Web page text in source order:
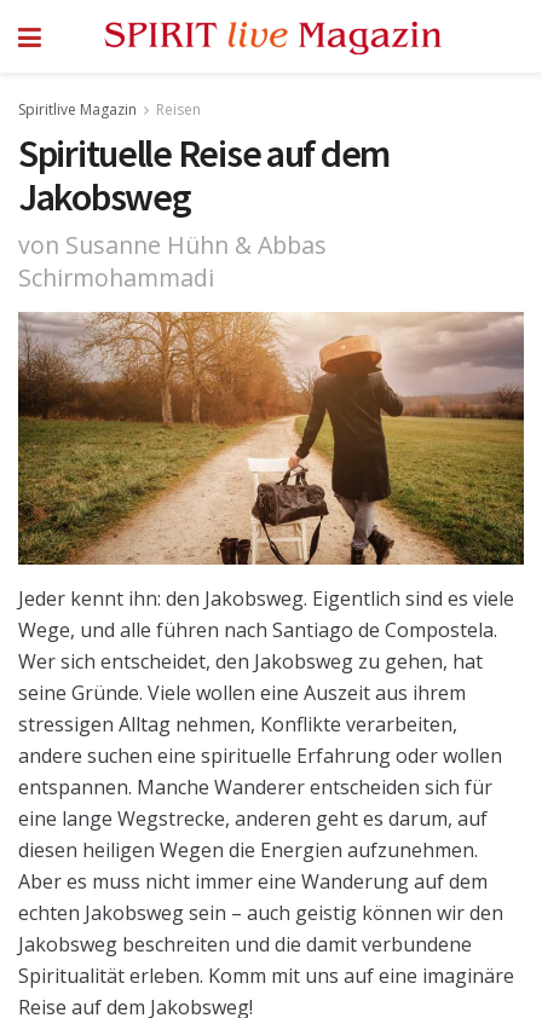
Spiritlive Magazin Reisen
Spirituelle Reise auf dem
Jakobsweg
von Susanne Hühn & Abbas
Schirmohammadi
Jeder kennt ihn: den Jakobsweg. Eigentlich sind es viele
Wege, und alle führen nach Santiago de Compostela.
Wer sich entscheidet, den Jakobsweg zu gehen, hat
seine Gründe. Viele wollen eine Auszeit aus ihrem
stressigen Alltag nehmen, Konflikte verarbeiten,
andere suchen eine spirituelle Erfahrung oder wollen
entspannen. Manche Wanderer entscheiden sich für
eine lange Wegstrecke, anderen geht es darum, auf
diesen heiligen Wegen die Energien aufzunehmen.
Aber es muss nicht immer eine Wanderung auf dem
echten Jakobsweg sein – auch geistig können wir den
Jakobsweg beschreiten und die damit verbundene
Spiritualität erleben. Komm mit uns auf eine imaginäre
Reise auf dem Jakobsweg!